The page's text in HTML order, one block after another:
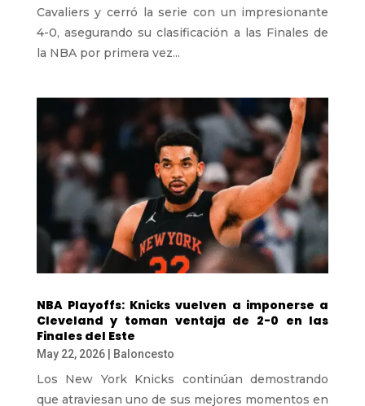
Cavaliers y cerró la serie con un impresionante
4-0, asegurando su clasificación a las Finales de
la NBA por primera vez...
NBA Playoffs: Knicks vuelven a imponerse a
Cleveland y toman ventaja de 2-0 en las
Finales del Este
May 22, 2026| Baloncesto
Los New York Knicks continúan demostrando
que atraviesan uno de sus mejores momentos en